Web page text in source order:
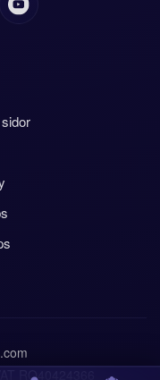
RO40424366